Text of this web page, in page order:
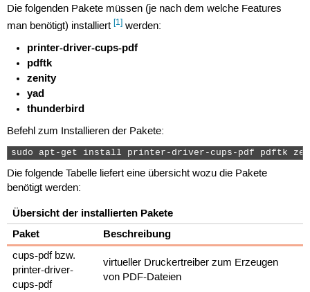
Die folgenden Pakete müssen (je nach dem welche Features
man benötigt) installiert [1]werden:
printer-driver-cups-pdf
pdftk
zenity
yad
thunderbird
Befehl zum Installieren der Pakete:
sudo apt-get install printer-driver-cups-pdf pdftk
Die folgende Tabelle liefert eine übersicht wozu die Pakete
benötigt werden:
Übersicht der installierten Pakete
Paket
Beschreibung
cups-pdf bzw.
printer-driver-
cups-pdf
virtueller Druckertreiber zum Erzeugen
von PDF-Dateien